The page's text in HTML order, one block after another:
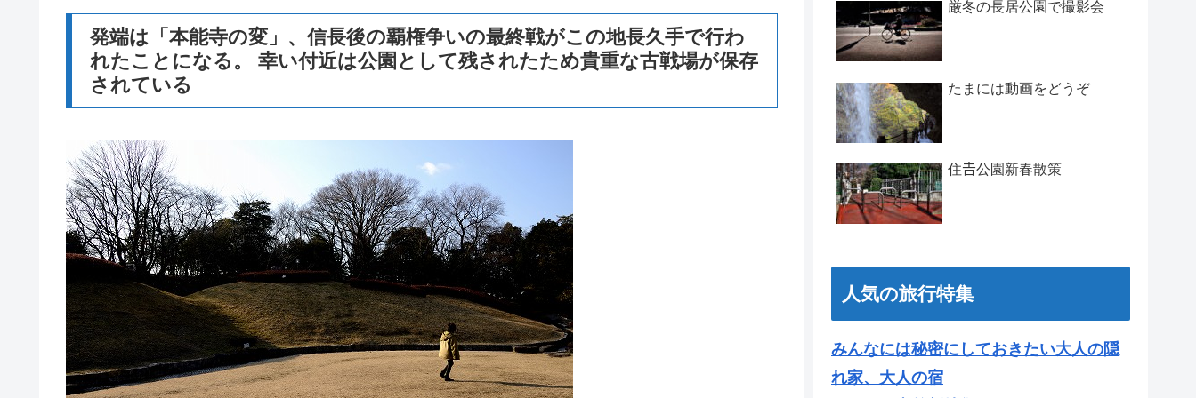
発端は「本能寺の変」、信長後の覇権争いの最終戦がこの地長久手で行わ
れたことになる。 幸い付近は公園として残されたため貴重な古戦場が保存
されている
厳冬の長居公園で撮影会
たまには動画をどうぞ
住𠮷公園新春散策
人気の旅行特集
みんなには秘密にしておきたい大人の隠
れ家、大人の宿